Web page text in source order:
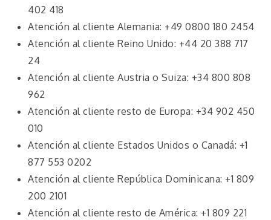
402 418
Atención al cliente Alemania: +49 0800 180 2454
Atención al cliente Reino Unido: +44 20 388 717
24
Atención al cliente Austria o Suiza: +34 800 808
962
Atención al cliente resto de Europa: +34 902 450
010
Atención al cliente Estados Unidos o Canadá: +1
877 553 0202
Atención al cliente República Dominicana: +1 809
200 2101
Atención al cliente resto de América: +1 809 221